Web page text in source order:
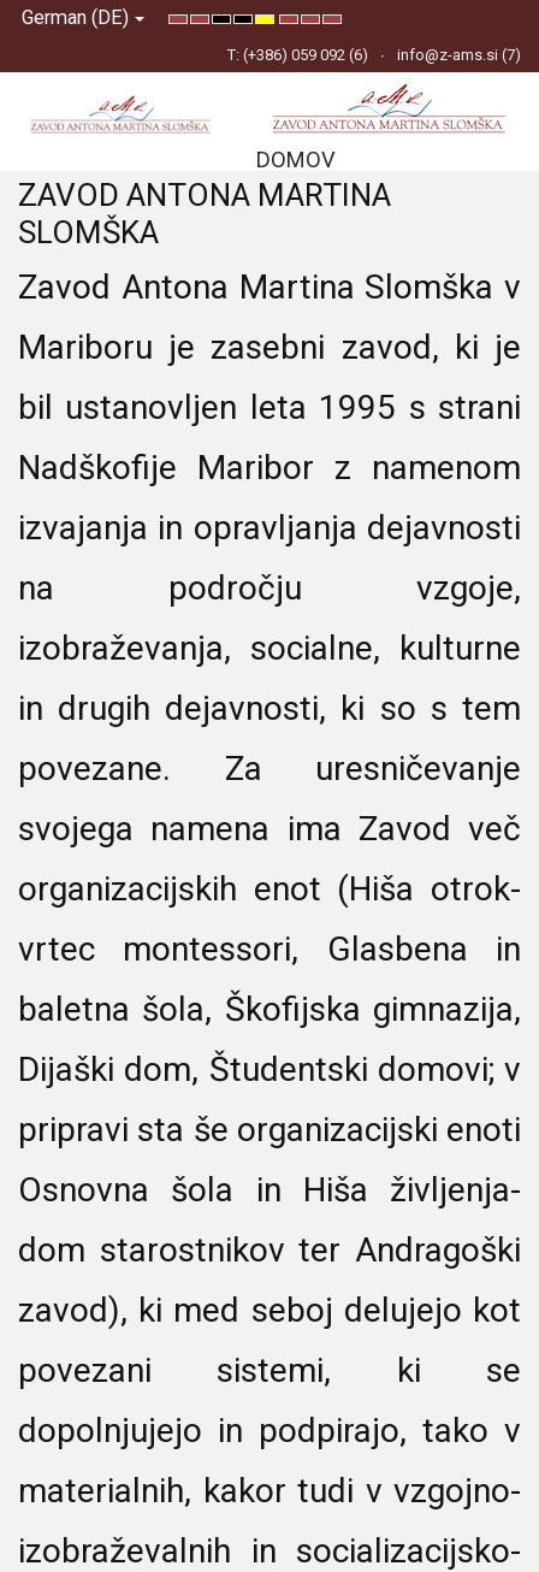
German (DE)
Default
Night
mode
High
Contrast
Black
High
Contrast
Black
High
Contrast
Yellow
Set
Smaller
Font
Set
Default
Font
Set
Larger
Font
T: (+386) 059 092 (6) info@z-ams.si (7)
DOMOV
ZAVOD ANTONA MARTINA
SLOMŠKA
Zavod Antona Martina Slomška v
Mariboru je zasebni zavod, ki je
bil ustanovljen leta 1995 s strani
Nadškofije Maribor z namenom
izvajanja in opravljanja dejavnosti
na področju vzgoje,
izobraževanja, socialne, kulturne
in drugih dejavnosti, ki so s tem
povezane. Za uresničevanje
svojega namena ima Zavod več
organizacijskih enot (Hiša otrok-
vrtec montessori, Glasbena in
baletna šola, Škofijska gimnazija,
Dijaški dom, Študentski domovi; v
pripravi sta še organizacijski enoti
Osnovna šola in Hiša življenja-
dom starostnikov ter Andragoški
zavod), ki med seboj delujejo kot
povezani sistemi, ki se
dopolnjujejo in podpirajo, tako v
materialnih, kakor tudi v vzgojno-
izobraževalnih in socializacijsko-